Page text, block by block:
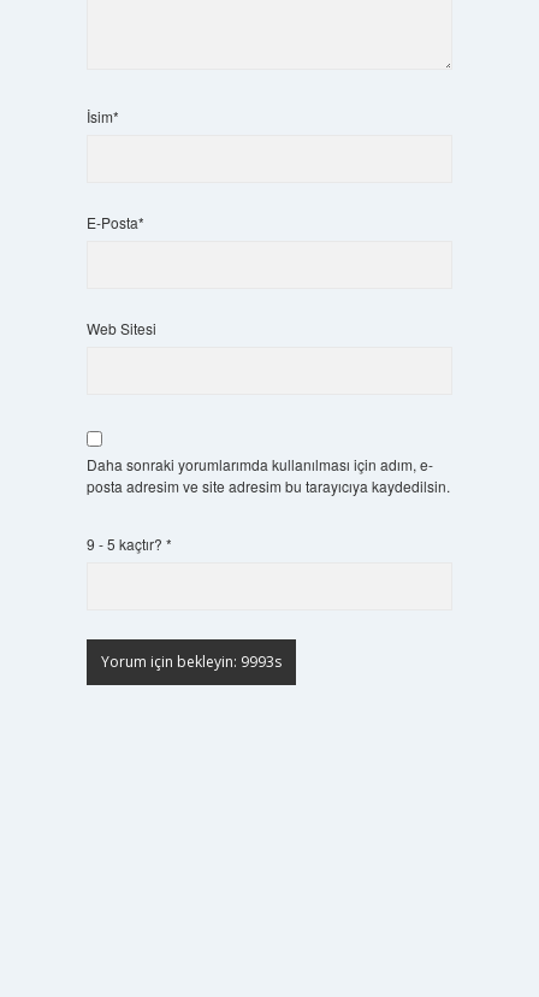
İsim*
E-Posta*
Web Sitesi
Daha sonraki yorumlarımda kullanılması için adım, e-
posta adresim ve site adresim bu tarayıcıya kaydedilsin.
9 - 5 kaçtır? *